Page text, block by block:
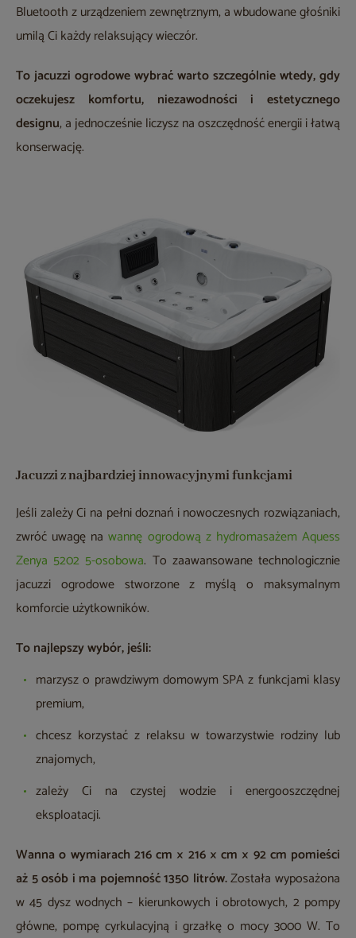
Bluetooth z urządzeniem zewnętrznym, a wbudowane głośniki
umilą Ci każdy relaksujący wieczór.
To jacuzzi ogrodowe wybrać warto szczególnie wtedy, gdy
oczekujesz komfortu, niezawodności i estetycznego
designu, a jednocześnie liczysz na oszczędność energii i łatwą
konserwację.
Jacuzzi z najbardziej innowacyjnymi funkcjami
Jeśli zależy Ci na pełni doznań i nowoczesnych rozwiązaniach,
zwróć uwagę nawannę ogrodową z hydromasażem Aquess
Zenya 5202 5-osobowa. To zaawansowane technologicznie
jacuzzi ogrodowe stworzone z myślą o maksymalnym
komforcie użytkowników.
To najlepszy wybór, jeśli:
marzysz o prawdziwym domowym SPA z funkcjami klasy
premium,
chcesz korzystać z relaksu w towarzystwie rodziny lub
znajomych,
zależy Ci na czystej wodzie i energooszczędnej
eksploatacji.
Wanna o wymiarach 216 cm × 216 × cm × 92 cm pomieści
aż 5 osób i ma pojemność 1350 litrów.Została wyposażona
w 45 dysz wodnych – kierunkowych i obrotowych, 2 pompy
główne, pompę cyrkulacyjną i grzałkę o mocy 3000 W. To